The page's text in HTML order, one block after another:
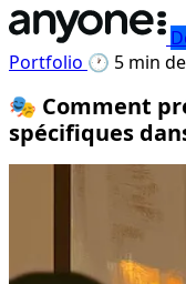
Portfolio 🕐 5 min
🎭 Comment
spécifiques